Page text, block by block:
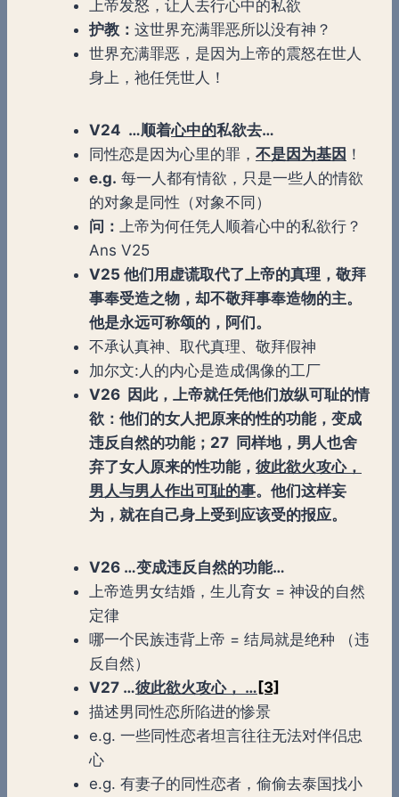
上帝发怒，让人去行心中的私欲
护教： 这世界充满罪恶所以没有神？
世界充满罪恶，是因为上帝的震怒在世人
身上，祂任凭世人！
V24 …顺着心中的私欲去…
同性恋是因为心里的罪， 不是因为基因 ！
e.g. 每一人都有情欲，只是一些人的情欲
的对象是同性（对象不同）
问：
上帝为何任凭人顺着心中的私欲行？
Ans V25
V25 他们用虚谎取代了上帝的真理，敬拜
事奉受造之物，却不敬拜事奉造物的主。
他是永远可称颂的，阿们。
不承认真神、取代真理、敬拜假神
加尔文:人的内心是造成偶像的工厂
V26 因此，上帝就任凭他们放纵可耻的情
欲：他们的女人把原来的性的功能，变成
违反自然的功能；27 同样地，男人也舍
弃了女人原来的性功能， 彼此欲火攻心，
男人与男人作出可耻的事。他们这样妄
为，就在自己身上受到应该受的报应。
V26 …变成违反自然的功能…
上帝造男女结婚，生儿育女 = 神设的自然
定律
哪一个民族违背上帝 = 结局就是绝种 （违
反自然）
V27 …彼此欲火攻心， …[3]
描述男同性恋所陷进的惨景
e.g. 一些同性恋者坦言往往无法对伴侣忠
心
e.g. 有妻子的同性恋者，偷偷去泰国找小